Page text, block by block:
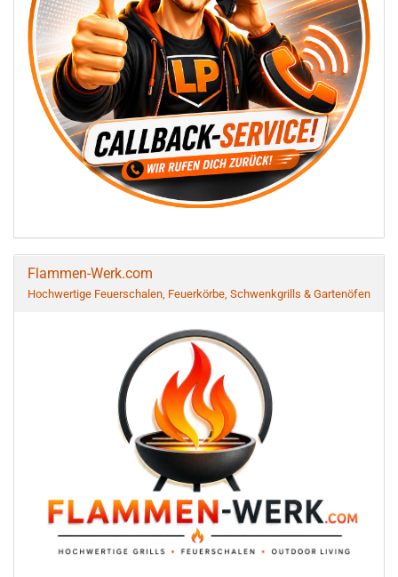
Flammen-Werk.com
Hochwertige Feuerschalen, Feuerkörbe, Schwenkgrills & Gartenöfen